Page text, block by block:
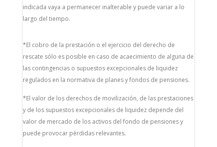
indicada vaya a permanecer inalterable y puede variar a lo
largo del tiempo.
*El cobro de la prestación o el ejercicio del derecho de
rescate sólo es posible en caso de acaecimiento de alguna de
las contingencias o supuestos excepcionales de liquidez
regulados en la normativa de planes y fondos de pensiones.
*El valor de los derechos de movilización, de las prestaciones
y de los supuestos excepcionales de liquidez depende del
valor de mercado de los activos del fondo de pensiones y
puede provocar pérdidas relevantes.